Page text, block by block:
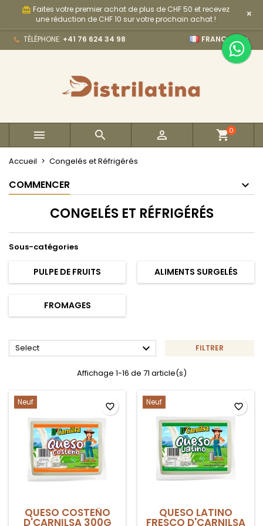
card_giftcard Faites votre premier achat de plus de CHF 50 et recevez
une réduction de CHF 10 sur votre prochain achat !
×
TÉLÉPHONE: +41 76 624 34 98 FRANÇAIS 
   0
Accueil Congelés et Réfrigérés
COMMENCER
CONGELÉS ET RÉFRIGÉRÉS
Sous-catégories
PULPE DE FRUITS ALIMENTS SURGELÉS
FROMAGES
Select  FILTRER
Affichage 1-16 de 71 article(s)
Neuf
QUESO COSTEÑO
D'CARNILSA 300G
favorite_border Neuf
QUESO LATINO
FRESCO D'CARNILSA
favorite_border
My wishlists ×
add_circle_outline Create new list
((modalTitle)) ×
((confirmMessage))
((cancelText)) ((modalDeleteText))
Créer une liste d'envies ×
Connexion ×
Vous devez être connecté pour ajouter des produits
Annuler Connexion